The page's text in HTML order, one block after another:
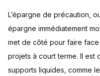
L’épargne de précaution,
épargne immédiatement
met de côté pour faire
projets à court terme. Il est
supports liquides, comme